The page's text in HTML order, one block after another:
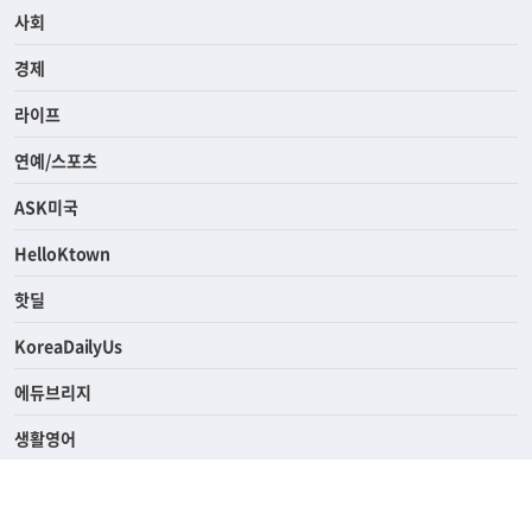
사회
경제
라이프
연예/스포츠
ASK미국
HelloKtown
핫딜
KoreaDailyUs
에듀브리지
생활영어